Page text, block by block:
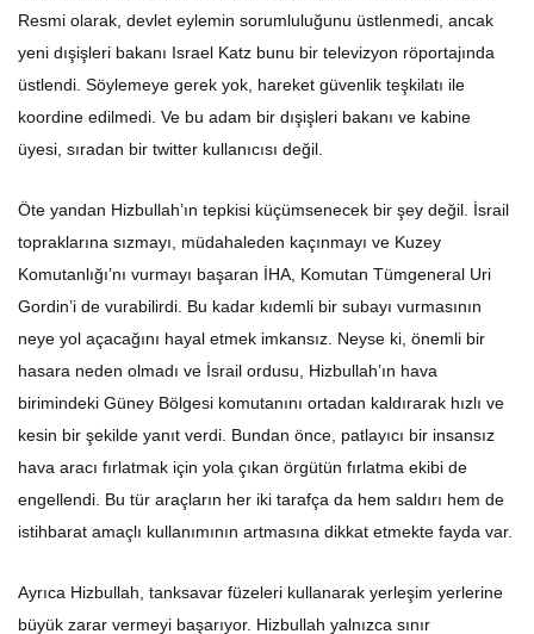
Resmi olarak, devlet eylemin sorumluluğunu üstlenmedi, ancak
yeni dışişleri bakanı Israel Katz bunu bir televizyon röportajında
üstlendi. Söylemeye gerek yok, hareket güvenlik teşkilatı ile
koordine edilmedi. Ve bu adam bir dışişleri bakanı ve kabine
üyesi, sıradan bir twitter kullanıcısı değil.
Öte yandan Hizbullah’ın tepkisi küçümsenecek bir şey değil. İsrail
topraklarına sızmayı, müdahaleden kaçınmayı ve Kuzey
Komutanlığı’nı vurmayı başaran İHA, Komutan Tümgeneral Uri
Gordin’i de vurabilirdi. Bu kadar kıdemli bir subayı vurmasının
neye yol açacağını hayal etmek imkansız. Neyse ki, önemli bir
hasara neden olmadı ve İsrail ordusu, Hizbullah’ın hava
birimindeki Güney Bölgesi komutanını ortadan kaldırarak hızlı ve
kesin bir şekilde yanıt verdi. Bundan önce, patlayıcı bir insansız
hava aracı fırlatmak için yola çıkan örgütün fırlatma ekibi de
engellendi. Bu tür araçların her iki tarafça da hem saldırı hem de
istihbarat amaçlı kullanımının artmasına dikkat etmekte fayda var.
Ayrıca Hizbullah, tanksavar füzeleri kullanarak yerleşim yerlerine
büyük zarar vermeyi başarıyor. Hizbullah yalnızca sınır